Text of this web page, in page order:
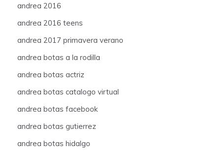
andrea 2016
andrea 2016 teens
andrea 2017 primavera verano
andrea botas a la rodilla
andrea botas actriz
andrea botas catalogo virtual
andrea botas facebook
andrea botas gutierrez
andrea botas hidalgo